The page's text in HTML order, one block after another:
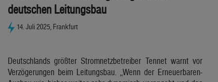
deutschen Leitungsbau
14. Juli 2025, Frankfurt
Deutschlands größter Stromnetzbetreiber Tennet warnt vor
Verzögerungen beim Leitungsbau. „Wenn der Erneuerbaren-